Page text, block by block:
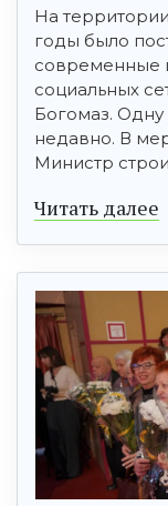
На
годы было
современные
социальных
Богомаз.
недавно. В
Министр
Читать далее